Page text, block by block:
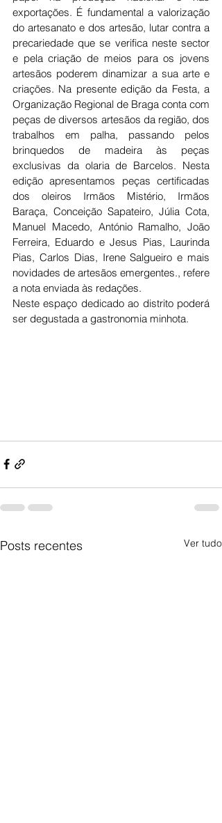
exportações. É fundamental a valorização
do artesanato e dos artesão, lutar contra a
precariedade que se verifica neste sector
e pela criação de meios para os jovens
artesãos poderem dinamizar a sua arte e
criações. Na presente edição da Festa, a
Organização Regional de Braga conta com
peças de diversos artesãos da região, dos
trabalhos em palha, passando pelos
brinquedos de madeira às peças
exclusivas da olaria de Barcelos. Nesta
edição apresentamos peças certificadas
dos oleiros Irmãos Mistério, Irmãos
Baraça, Conceição Sapateiro, Júlia Cota,
Manuel Macedo, António Ramalho, João
Ferreira, Eduardo e Jesus Pias, Laurinda
Pias, Carlos Dias, Irene Salgueiro e mais
novidades de artesãos emergentes., refere
a nota enviada às redações.
Neste espaço dedicado ao distrito poderá
ser degustada a gastronomia minhota.
Posts recentes Ver tudo